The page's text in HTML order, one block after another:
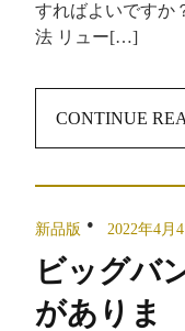
すればよいですか
法 リュー[…]
CONTINUE
新品版 2022年4月4
ビッグバ
がありま